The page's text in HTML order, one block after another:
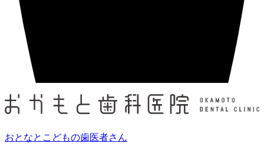
おとなとこどもの歯医者さん